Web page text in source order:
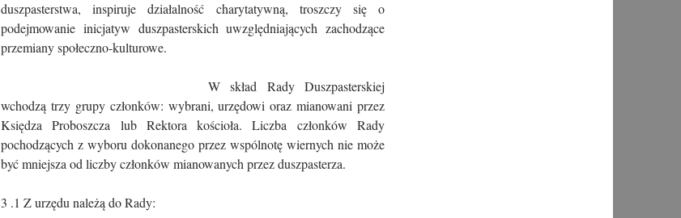
duszpasterstwa, inspiruje działalność charytatywną, troszczy się o
podejmowanie inicjatyw duszpasterskich uwzględniających zachodzące
przemiany społeczno-kulturowe.
W skład Rady Duszpasterskiej
wchodzą trzy grupy członków: wybrani, urzędowi oraz mianowani przez
Księdza Proboszcza lub Rektora kościoła. Liczba członków Rady
pochodzących z wyboru dokonanego przez wspólnotę wiernych nie może
być mniejsza od liczby członków mianowanych przez duszpasterza.
3 .1 Z urzędu należą do Rady: